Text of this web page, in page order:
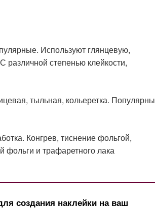
Используют глянцевую,
различной степенью клейкости,
тыльная, кольеретка. Популярны
Конгрев, тиснение фольгой,
фольги и трафаретного лака
создания наклейки на ваш